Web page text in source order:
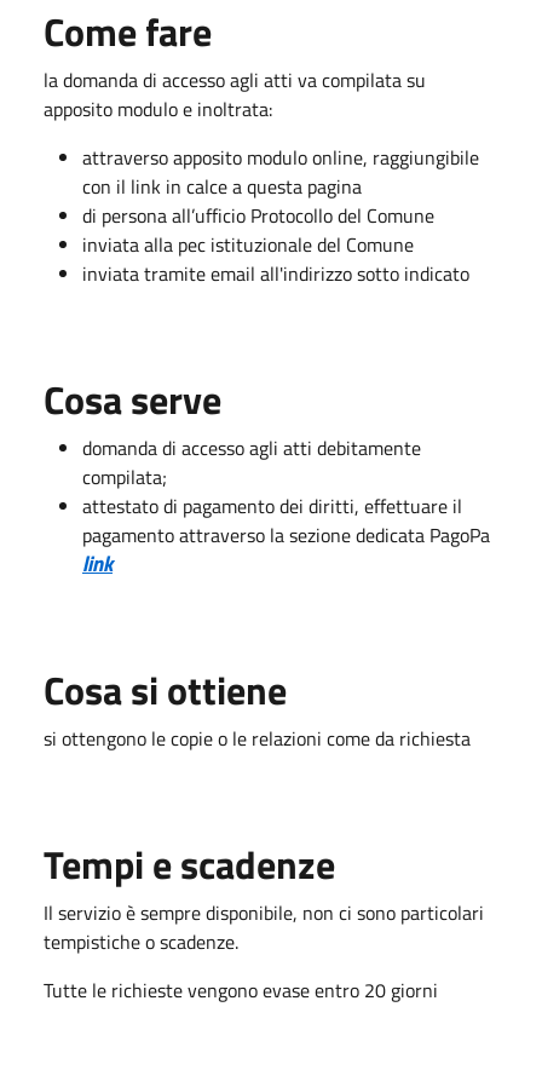
Come fare
la domanda di accesso agli atti va compilata su
apposito modulo e inoltrata:
attraverso apposito modulo online, raggiungibile
con il link in calce a questa pagina
di persona all’ufficio Protocollo del Comune
inviata alla pec istituzionale del Comune
inviata tramite email all'indirizzo sotto indicato
Cosa serve
domanda di accesso agli atti debitamente
compilata;
attestato di pagamento dei diritti, effettuare il
pagamento attraverso la sezione dedicata PagoPa
link
Cosa si ottiene
si ottengono le copie o le relazioni come da richiesta
Tempi e scadenze
Il servizio è sempre disponibile, non ci sono particolari
tempistiche o scadenze.
Tutte le richieste vengono evase entro 20 giorni